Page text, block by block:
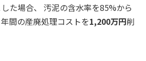
した場合、 汚泥の含水率を85%から
間の産廃処理コストを1,200万円削